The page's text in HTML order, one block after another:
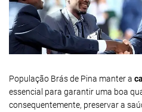
População Brás de Pina manter a
essencial para garantir uma boa
consequentemente, preservar a